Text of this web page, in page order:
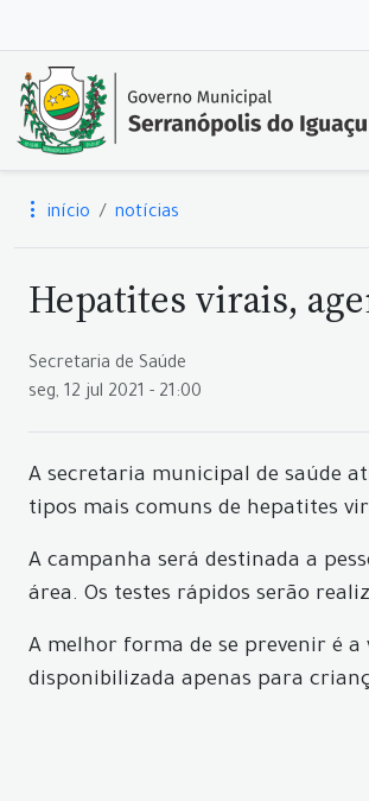
início notícias
Hepatites virais,
Secretaria de Saúde
seg, 12 jul 2021 - 21:00
A secretaria municipal de saúde
tipos mais comuns de hepatites
A campanha será destinada a
área. Os testes rápidos serão
A melhor forma de se prevenir é
disponibilizada apenas para